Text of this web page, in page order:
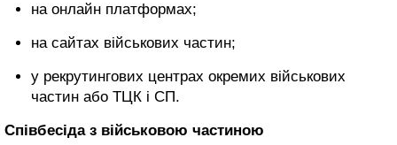
на онлайн платформах;
на сайтах військових частин;
у рекрутингових центрах окремих військових
частин або ТЦК і СП.
Співбесіда з військовою частиною